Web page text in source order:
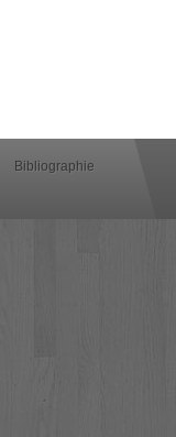
Bibliographie